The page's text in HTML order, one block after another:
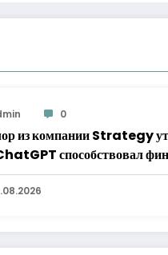
0
из компании Strategy
способствовал
на сумму 15 млрд